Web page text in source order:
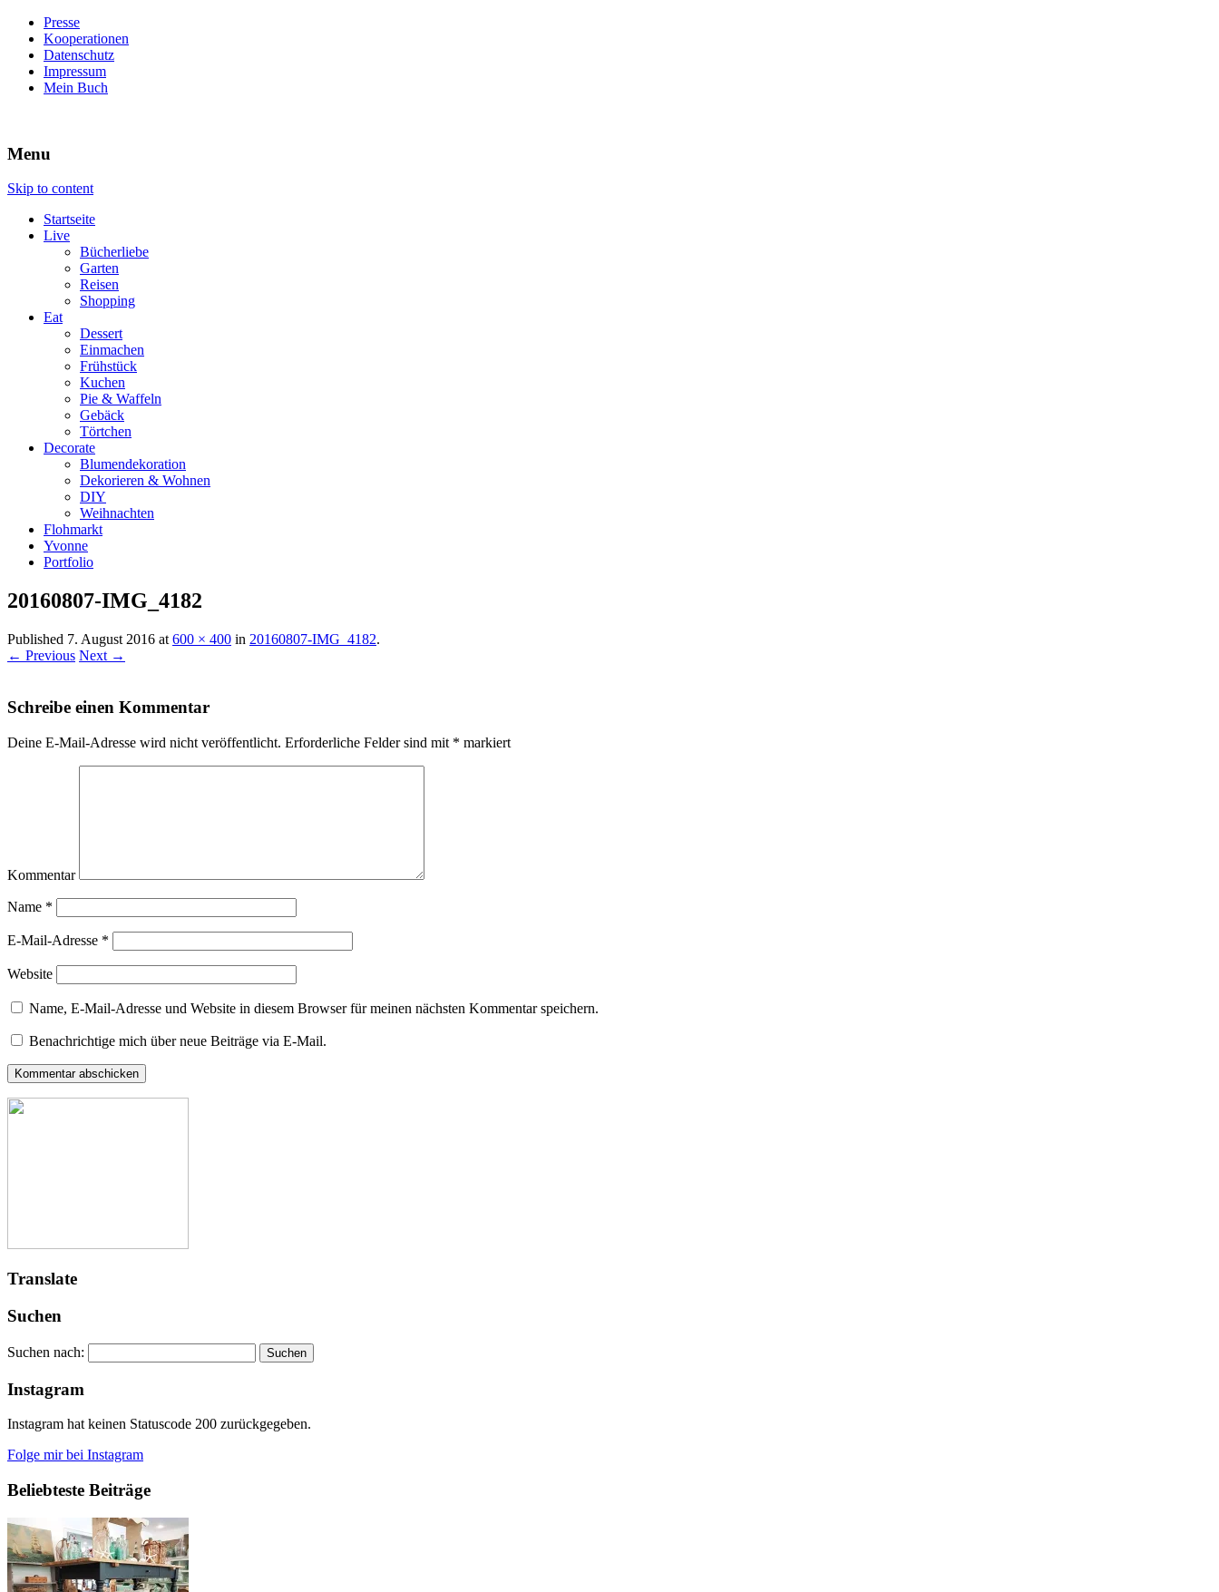
Presse
Kooperationen
Datenschutz
Impressum
Mein Buch
Villa König
Menu
Skip to content
Startseite
Live
Bücherliebe
Garten
Reisen
Shopping
Eat
Dessert
Einmachen
Frühstück
Kuchen
Pie & Waffeln
Gebäck
Törtchen
Decorate
Blumendekoration
Dekorieren & Wohnen
DIY
Weihnachten
Flohmarkt
Yvonne
Portfolio
20160807-IMG_4182
Published 7. August 2016 at 600 × 400 in 20160807-IMG_4182.
← Previous Next →
Schreibe einen Kommentar
Deine E-Mail-Adresse wird nicht veröffentlicht. Erforderliche Felder sind mit * markiert
Kommentar
Name *
E-Mail-Adresse *
Website
Name, E-Mail-Adresse und Website in diesem Browser für meinen nächsten Kommentar speichern.
Benachrichtige mich über neue Beiträge via E-Mail.
Translate
Suchen
Suchen nach:
Instagram
Instagram hat keinen Statuscode 200 zurückgegeben.
Folge mir bei Instagram
Beliebteste Beiträge